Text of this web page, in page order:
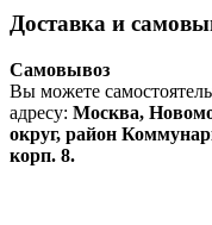
Доставка и
Самовывоз
Вы можете
адресу: Москва,
округ, район
корп. 8.